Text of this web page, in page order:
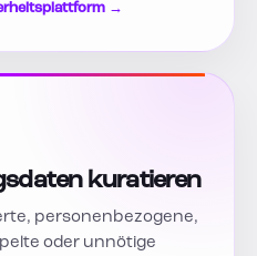
→
kuratieren
personenbezogene,
oder unnötige